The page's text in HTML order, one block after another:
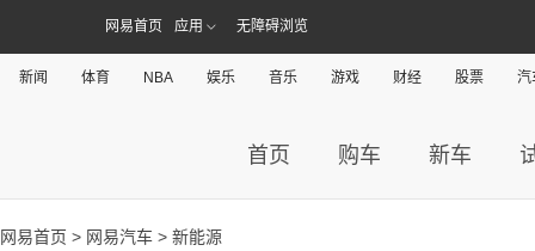
网易首页 应用 无障碍浏览
新闻 体育 NBA 娱乐 音乐 游戏 财经 股票 汽
首页 购车 新车
网易首页 > 网易汽车 > 新能源